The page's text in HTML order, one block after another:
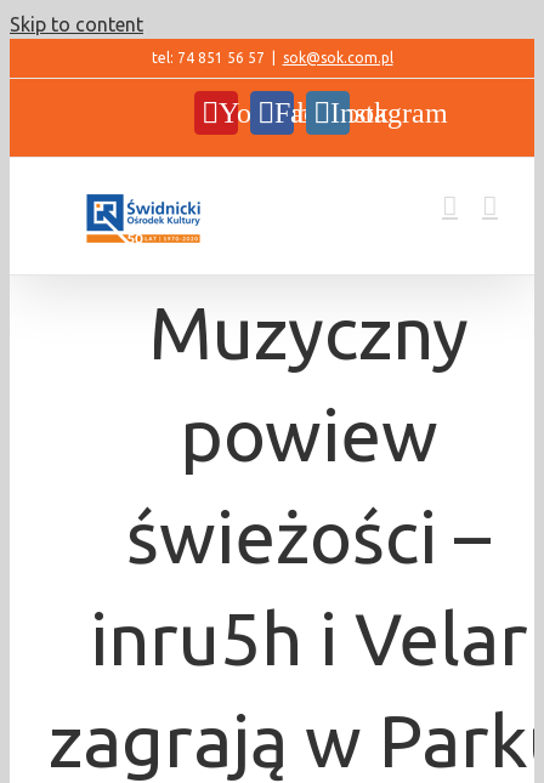
Skip to content
tel: 74 851 56 57 sok@sok.com.pl
YouTubeFacebookInstagram
Muzyczny
powiew
świeżości –
inru5h i Velar
zagrają w